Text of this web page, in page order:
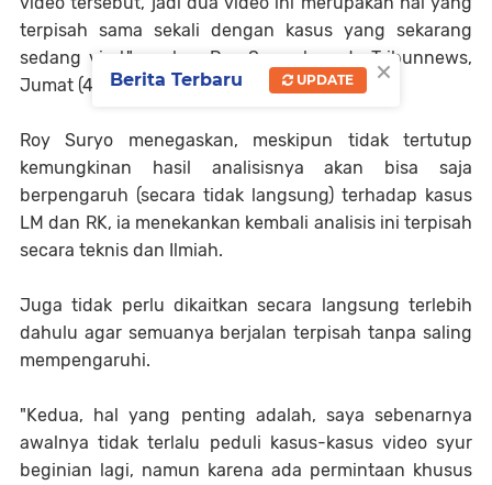
terpisah sama sekali dengan kasus yang sekarang
sedang viral," ungkap Roy Suryo kepada Tribunnews,
Jumat (4/4/2025).
Roy Suryo menegaskan, meskipun tidak tertutup
kemungkinan hasil analisisnya akan bisa saja
berpengaruh (secara tidak langsung) terhadap kasus
LM dan RK, ia menekankan kembali analisis ini terpisah
secara teknis dan Ilmiah.
Juga tidak perlu dikaitkan secara langsung terlebih
dahulu agar semuanya berjalan terpisah tanpa saling
mempengaruhi.
"Kedua, hal yang penting adalah, saya sebenarnya
awalnya tidak terlalu peduli kasus-kasus video syur
beginian lagi, namun karena ada permintaan khusus
×
Berita Terbaru UPDATE